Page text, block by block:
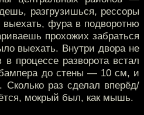
разгрузишься, рессоры
фура в подворотню
прохожих забраться
выехать. Внутри двора не
в процессе разворота встал
бампера до стены — 10 см, и
Сколько раз сделал вперёд/
мокрый был, как мышь.